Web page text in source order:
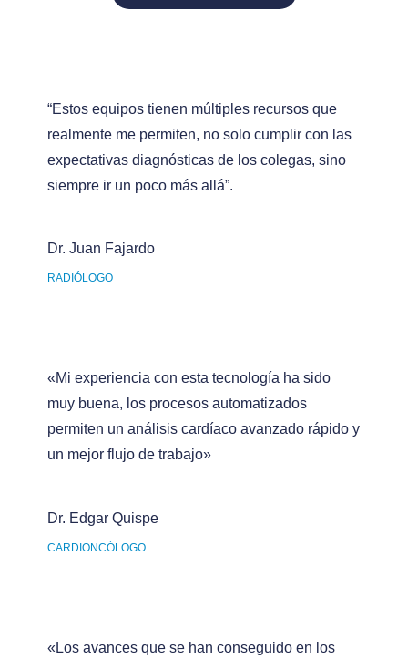
“Estos equipos tienen múltiples recursos que
realmente me permiten, no solo cumplir con las
expectativas diagnósticas de los colegas, sino
siempre ir un poco más allá”.
Dr. Juan Fajardo
RADIÓLOGO
«Mi experiencia con esta tecnología ha sido
muy buena, los procesos automatizados
permiten un análisis cardíaco avanzado rápido y
un mejor flujo de trabajo»
Dr. Edgar Quispe
CARDIONCÓLOGO
«Los avances que se han conseguido en los